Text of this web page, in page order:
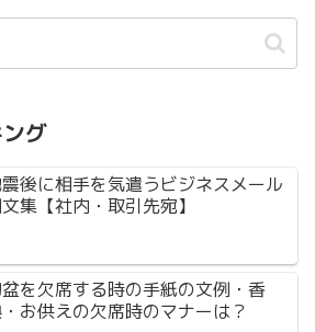
グ
後に相手を気遣うビジネスメール
集【社内・取引先宛】
を欠席する時の手紙の文例・香
お供えの欠席時のマナーは？